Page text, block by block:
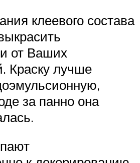
клеевого состава
от Ваших
Краску лучше
за панно она